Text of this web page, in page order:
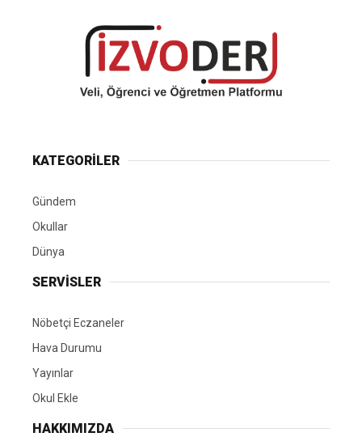
KATEGORİLER
Gündem
Okullar
Dünya
SERVİSLER
Nöbetçi Eczaneler
Hava Durumu
Yayınlar
Okul Ekle
HAKKIMIZDA